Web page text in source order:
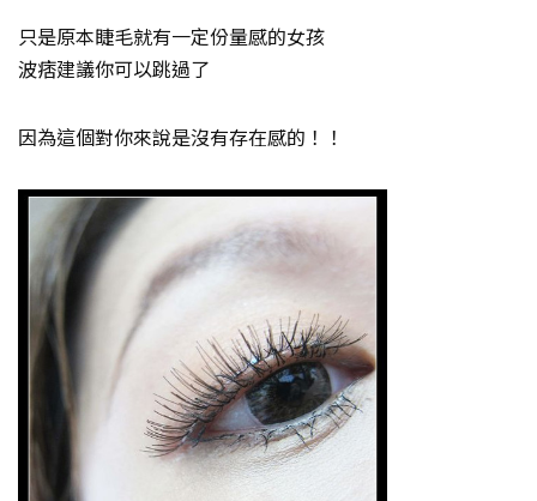
只是原本睫毛就有一定份量感的女孩
波痞建議你可以跳過了
因為這個對你來說是沒有存在感的！！